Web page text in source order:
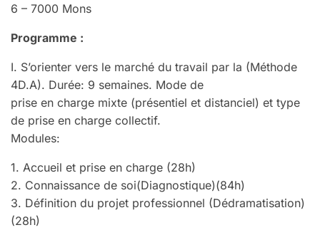
6 – 7000 Mons
Programme :
I. S’orienter vers le marché du travail par la (Méthode
4D.A). Durée: 9 semaines. Mode de
prise en charge mixte (présentiel et distanciel) et type
de prise en charge collectif.
Modules:
1. Accueil et prise en charge (28h)
2. Connaissance de soi(Diagnostique)(84h)
3. Définition du projet professionnel (Dédramatisation)
(28h)